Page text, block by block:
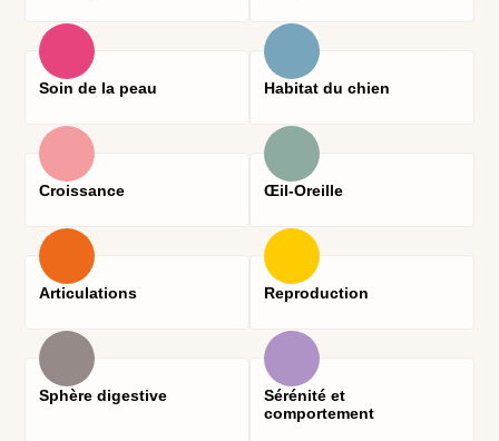
Soin de la peau Habitat du chien
Croissance Œil-Oreille
Articulations Reproduction
Sphère digestive
Sérénité et
comportement